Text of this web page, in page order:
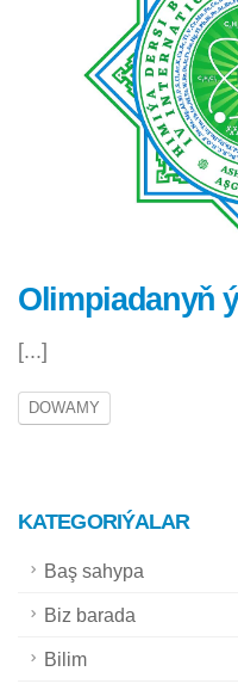
Olimpiadanyň
[...]
DOWAMY
KATEGORIÝALAR
Baş sahypa
Biz barada
Bilim